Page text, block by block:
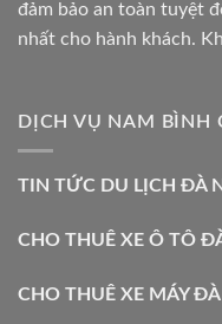
đảm bảo an toàn tuyệt
nhất cho hành khách.
DỊCH VỤ NAM BÌNH
TIN TỨC DU LỊCH ĐÀ
CHO THUÊ XE Ô TÔ
CHO THUÊ XE MÁY